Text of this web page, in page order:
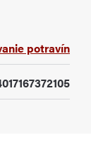
potravín